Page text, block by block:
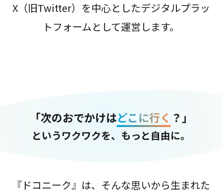
X（旧Twitter）を中心としたデジタルプラッ
トフォームとして運営します。
「次のおでかけはどこに行く ？」
というワクワクを、もっと自由に。
『ドコニーク』は、そんな思いから生まれた